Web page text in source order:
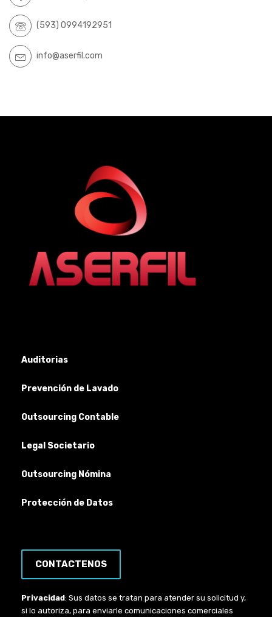
(593) 0994192951
info@aserfil.com
Auditorias
Prevención de Lavado
Outsourcing Contable
Legal Societario
Outsourcing Nómina
Protección de Datos
CONTACTENOS
Privacidad: Sus datos se tratan para atender su solicitud y,
si lo autoriza, para enviarle comunicaciones comerciales